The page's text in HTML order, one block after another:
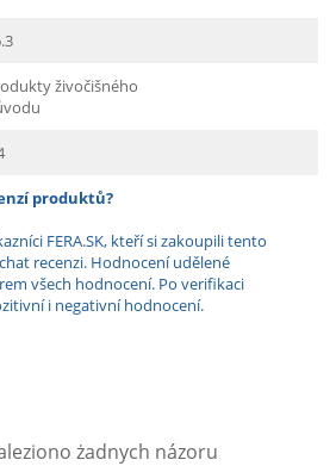
živočišného
produktů?
FERA.SK, kteří si zakoupili tento
recenzi. Hodnocení udělené
všech hodnocení. Po verifikaci
i negativní hodnocení.
żadnych názoru